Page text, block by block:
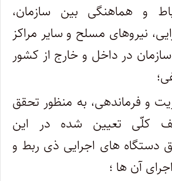
و هماهنگی بین سازمان،
نیروهای مسلح و سایر مراکز
در داخل و خارج از کشور
و فرماندهی، به منظور تحقق
کلّی تعیین شده در این
دستگاه های اجرایی ذی ربط و
آن ها ؛